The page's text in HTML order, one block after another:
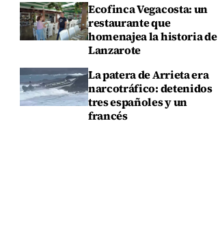
Ecofinca Vegacosta: un
restaurante que
homenajea la historia de
Lanzarote
La patera de Arrieta era
narcotráfico: detenidos
tres españoles y un
francés